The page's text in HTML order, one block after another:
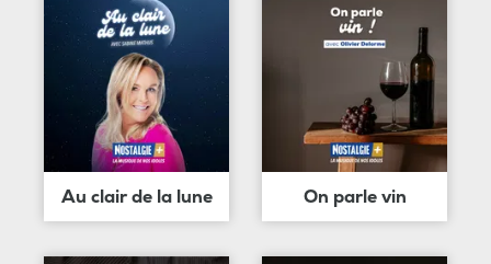
Au clair de la lune On parle vin